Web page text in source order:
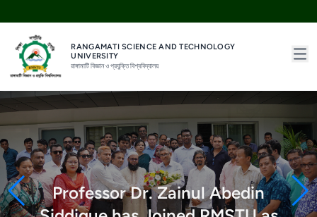
RANGAMATI SCIENCE AND TECHNOLOGY
UNIVERSITY
রাঙ্গামাটি বিজ্ঞান ও প্রযুক্তি বিশ্ববিদ্যালয়
Rangamati Science and Technology University (RMSTU)
Professor Dr. Zainul Abedin
Inauguration of the Masters
Course of the Department of